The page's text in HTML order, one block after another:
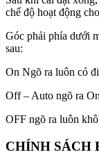
chế độ hoạt động
Góc phải phía dưới
sau:
On Ngõ ra luôn có
Off – Auto ngõ ra
OFF ngõ ra luôn
CHÍNH SÁCH